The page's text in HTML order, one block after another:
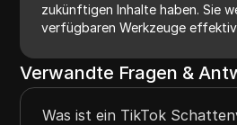
zukünftigen Inhalte haben. Sie
verfügbaren Werkzeuge
Verwandte Fragen &
Was ist ein TikTok